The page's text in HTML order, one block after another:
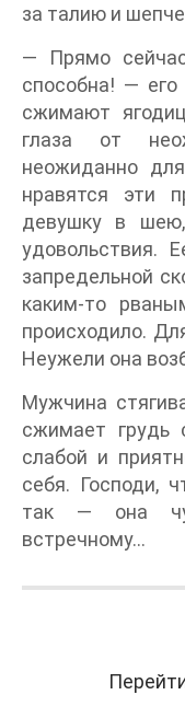
за талию и
— Прямо
способна! —
сжимают
глаза от
неожиданно
нравятся эти
девушку в
удовольствия.
запредельной
каким-то
происходило.
Неужели она
Мужчина
сжимает грудь
слабой и
себя. Господи,
так — она
встречному…